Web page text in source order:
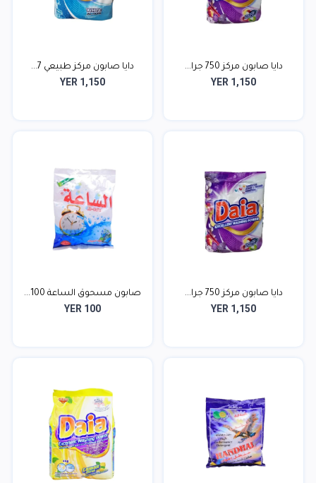
دايا صابون مركز 750 جرا...
YER 1,150
دايا صابون مركز طبيعي 7...
YER 1,150
دايا صابون مركز 750 جرا...
YER 1,150
صابون مسحوق الساعة 100...
YER 100